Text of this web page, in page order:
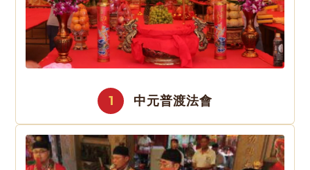
1 中元普渡法會